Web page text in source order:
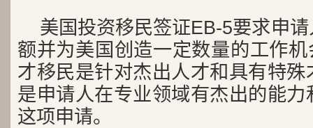
美国投资移民签证EB-5要求申
额并为美国创造一定数量的工作
才移民是针对杰出人才和具有特
是申请人在专业领域有杰出的能
这项申请。